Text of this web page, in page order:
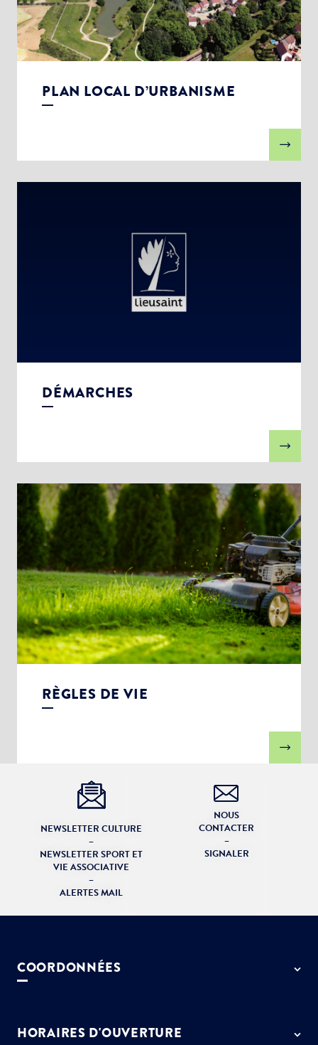
PLAN LOCAL D’URBANISME
DÉMARCHES
RÈGLES DE VIE
NEWSLETTER CULTURE
–
NEWSLETTER SPORT ET
VIE ASSOCIATIVE
–
ALERTES MAIL
NOUS
CONTACTER
–
SIGNALER
COORDONNÉES
01 64 13 55 55
HORAIRES D'OUVERTURE